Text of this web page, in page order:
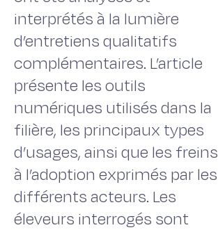
interprétés à la lumière
d’entretiens qualitatifs
complémentaires. L’article
présente les outils
numériques utilisés dans la
filière, les principaux types
d’usages, ainsi que les freins
à l’adoption exprimés par les
différents acteurs. Les
éleveurs interrogés sont